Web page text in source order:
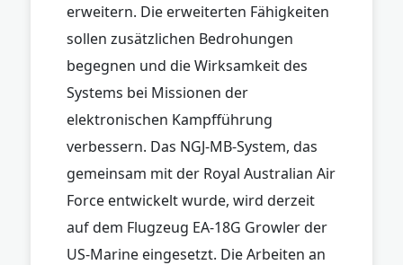
erweitern. Die erweiterten Fähigkeiten
sollen zusätzlichen Bedrohungen
begegnen und die Wirksamkeit des
Systems bei Missionen der
elektronischen Kampfführung
verbessern. Das NGJ-MB-System, das
gemeinsam mit der Royal Australian Air
Force entwickelt wurde, wird derzeit
auf dem Flugzeug EA-18G Growler der
US-Marine eingesetzt. Die Arbeiten an